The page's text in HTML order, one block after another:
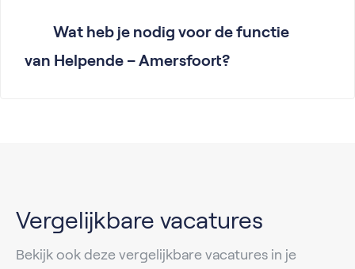
Wat heb je nodig voor de functie
van Helpende – Amersfoort?
Vergelijkbare vacatures
Bekijk ook deze vergelijkbare vacatures in je